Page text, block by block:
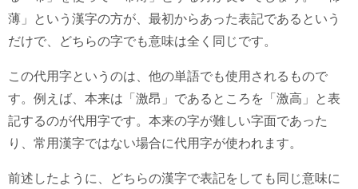
薄」という漢字の方が、最初からあった表記であるという
だけで、どちらの字でも意味は全く同じです。
この代用字というのは、他の単語でも使用されるもので
す。例えば、本来は「激昂」であるところを「激高」と表
記するのが代用字です。本来の字が難しい字面であった
り、常用漢字ではない場合に代用字が使われます。
前述したように、どちらの漢字で表記をしても同じ意味に